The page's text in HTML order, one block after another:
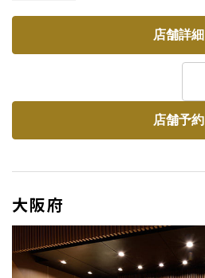
店舗詳細
店舗予約
大阪府